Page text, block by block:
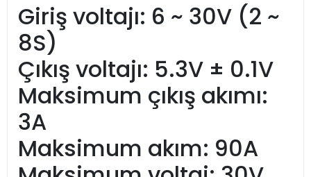
Giriş voltajı: 6 ~ 30V (2 ~
8S)
Çıkış voltajı: 5.3V ± 0.1V
Maksimum çıkış akımı:
3A
Maksimum akım: 90A